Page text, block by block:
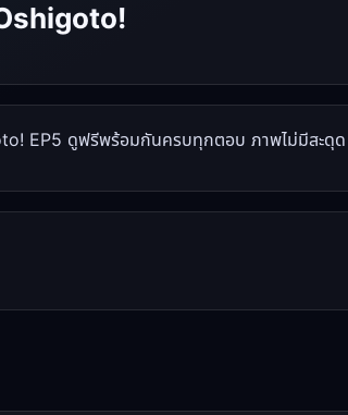
EP5 ดูฟรีพร้อมกันครบทุกตอบ ภาพไม่มีสะ